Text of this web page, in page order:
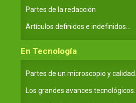
Partes de la redacción
Artículos definidos e indefinidos...
En Tecnología
Partes de un microscopio y calidad...
Los grandes avances tecnológicos...